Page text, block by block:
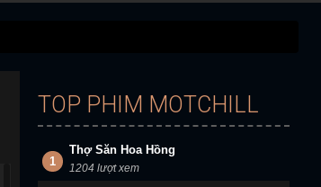
TOP PHIM MOTCHILL
1
Thợ Săn Hoa Hồng
1204 lượt xem